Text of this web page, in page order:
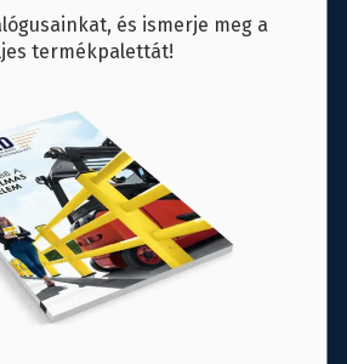
és ismerje meg a
termékpalettát!